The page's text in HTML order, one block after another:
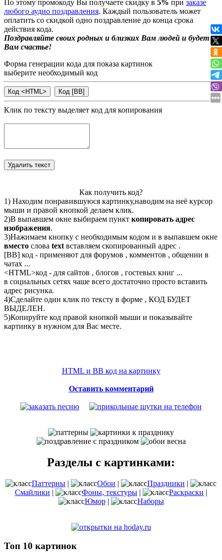
По этому промокоду Вы получаете скидку в 5% при заказе
любого аудио поздравления. Каждый пользователь может
оплатить со скидкой одно поздравление до конца срока
действия кода.
Поздравляйте своих родных и близких Вам людей и будет
Вам счастье!
Форма генерации кода для показа картинок
выберите необходимый код
Клик по тексту выделяет код для копирования
Как получить код?
1) Находим понравившуюся картинку,наводим на неё курсор
мыши и правой кнопкой делаем клик.
2)В выпавшем окне выбираем пункт копировать адрес
изображения.
3)Нажимаем кнопку с необходимым кодом и в выпавшем окне
вместо слова text вставляем скопированный адрес .
[BB] код - применяют для форумов , комментов , общении в
чатах ...
<HTML>код - для сайтов , блогов , гостевых книг ...
в социальных сетях чаше всего достаточно просто вставить
адрес рисунка.
4)Сделайте один клик по тексту в форме , КОД БУДЕТ
ВЫДЕЛЕН.
5)Копируйте код правой кнопкой мыши и показывайте
картинку в нужном для Вас месте.
HTML и BB код на картинку
Оставить комментарий
Разделы с картинками:
Паттерны | Обои | Праздники |
Смайлики | Фоны, текстуры | Раскраски |
Юмор| Наборы
Топ 10 картинок